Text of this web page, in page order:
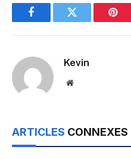
FacebookTwitter
Kevin
Website
ARTICLES CONNEXES